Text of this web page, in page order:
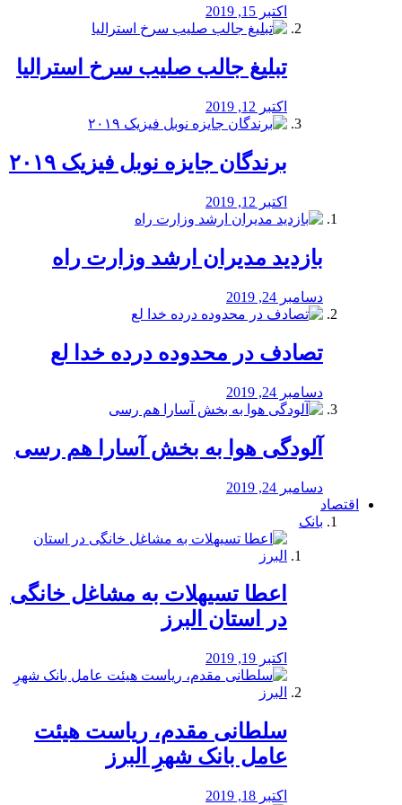
اکتبر 15, 2019
تبلیغ جالب صلیب سرخ استرالیا
اکتبر 12, 2019
برندگان جایزه نوبل فیزیک ۲۰۱۹
اکتبر 12, 2019
بازدید مدیران ارشد وزارت راه
دسامبر 24, 2019
تصادف در محدوده درده خدا لع
دسامبر 24, 2019
آلودگی هوا به بخش آسارا هم رسی
دسامبر 24, 2019
اقتصاد
بانک
️اعطا تسیهلات به مشاغل خانگی
در استان البرز
اکتبر 19, 2019
سلطانی مقدم، ریاست هیئت
عامل بانک شهرِ البرز
اکتبر 18, 2019